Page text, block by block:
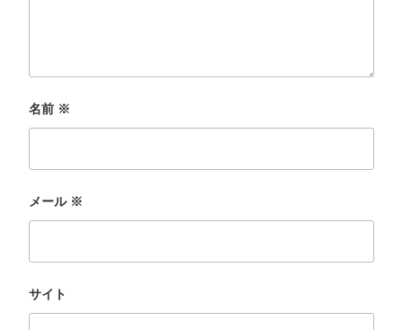
名前 ※
メール ※
サイト